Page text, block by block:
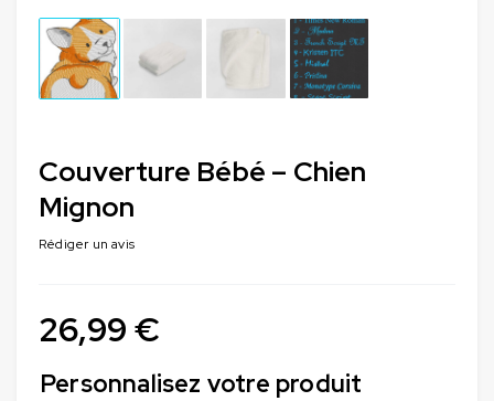
Couverture Bébé – Chien
Mignon
Rédiger un avis
26,99 €
Personnalisez votre produit